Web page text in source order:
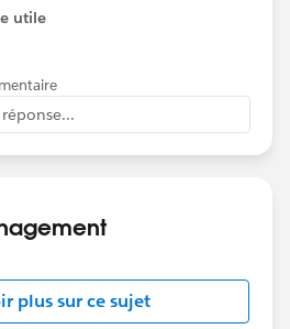
utile
plus sur ce sujet